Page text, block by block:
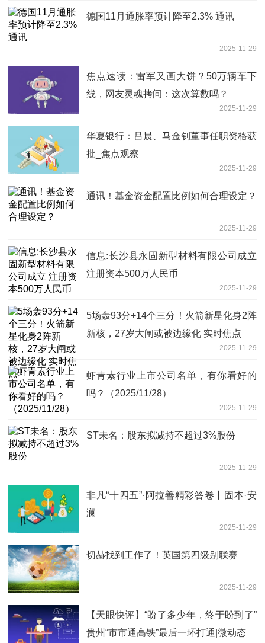
德国11月通胀率预计降至2.3% 通讯
2025-11-29
焦点速读：雷军又画大饼？50万辆车下
线，网友灵魂拷问：这次算数吗？
2025-11-29
华夏银行：吕晨、马金钊董事任职资格获
批_焦点观察
2025-11-29
通讯！基金资金配置比例如何合理设定？
2025-11-29
信息:长沙县永固新型材料有限公司成立
注册资本500万人民币
2025-11-29
5场轰93分+14个三分！火箭新星化身2阵
新核，27岁大闸或被边缘化 实时焦点
2025-11-29
虾青素行业上市公司名单，有你看好的
吗？（2025/11/28）
2025-11-29
ST未名：股东拟减持不超过3%股份
2025-11-29
非凡“十四五”·阿拉善精彩答卷丨固本·安
澜
2025-11-29
切赫找到工作了！英国第四级别联赛
2025-11-29
【天眼快评】“盼了多少年，终于盼到了”
贵州“市市通高铁”最后一环打通|微动态